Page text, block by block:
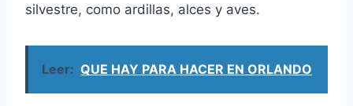
silvestre, como ardillas, alces y aves.
Leer: QUE HAY PARA HACER EN ORLANDO